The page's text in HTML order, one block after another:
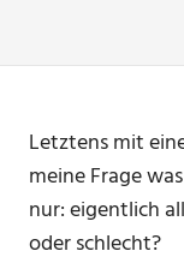
Letztens mit
meine Frage
nur: eigentlich
oder schlecht?